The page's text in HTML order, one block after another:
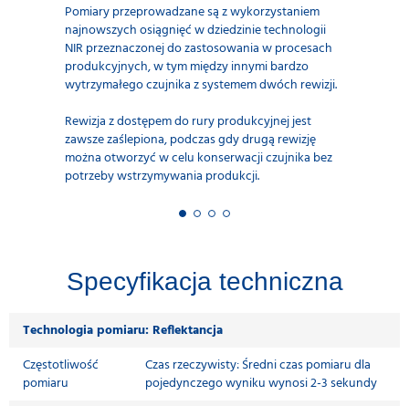
Pomiary przeprowadzane są z wykorzystaniem
najnowszych osiągnięć w dziedzinie technologii
NIR przeznaczonej do zastosowania w procesach
produkcyjnych, w tym między innymi bardzo
wytrzymałego czujnika z systemem dwóch rewizji.
Rewizja z dostępem do rury produkcyjnej jest
zawsze zaślepiona, podczas gdy drugą rewizję
można otworzyć w celu konserwacji czujnika bez
potrzeby wstrzymywania produkcji.
Specyfikacja techniczna
Technologia pomiaru: Reflektancja
Częstotliwość
pomiaru
Czas rzeczywisty: Średni czas pomiaru dla
pojedynczego wyniku wynosi 2-3 sekundy